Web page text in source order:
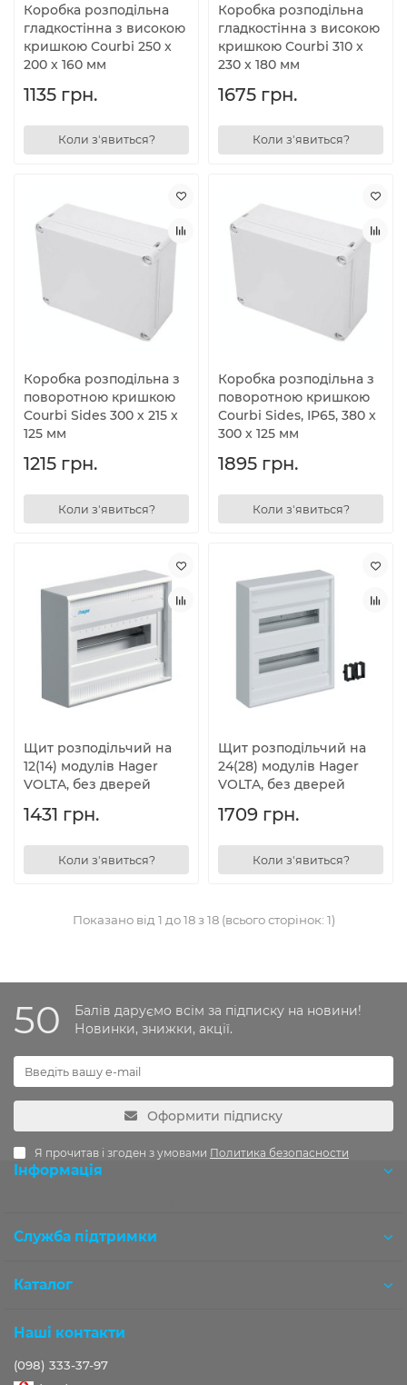
Коробка розподільна
гладкостінна з високою
кришкою Courbi 250 x
200 x 160 мм
1135 грн.
Коли з'явиться?
Коробка розподільна
гладкостінна з високою
кришкою Courbi 310 x
230 x 180 мм
1675 грн.
Коли з'явиться?
Коробка розподільна з
поворотною кришкою
Courbi Sides 300 х 215 х
125 мм
1215 грн.
Коли з'явиться?
Коробка розподільна з
поворотною кришкою
Courbi Sides, IP65, 380 х
300 х 125 мм
1895 грн.
Коли з'явиться?
Щит розподільчий на
12(14) модулів Hager
VOLTA, без дверей
1431 грн.
Коли з'явиться?
Щит розподільчий на
24(28) модулів Hager
VOLTA, без дверей
1709 грн.
Коли з'явиться?
Показано від 1 до 18 з 18 (всього сторінок: 1)
50
Балів даруємо всім за підписку на новини!
Новинки, знижки, акції.
Оформити підписку
Я прочитав і згоден з умовами Политика безопасности
Інформація
Служба підтримки
Каталог
Наші контакти
(098) 333-37-97